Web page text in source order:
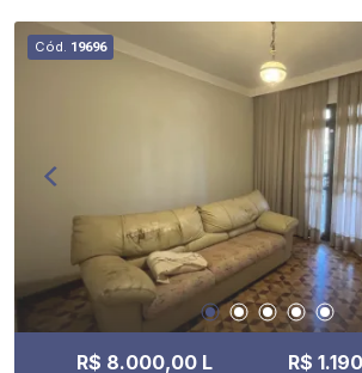
Cód. 19696
R$ 8.000,00 L R$